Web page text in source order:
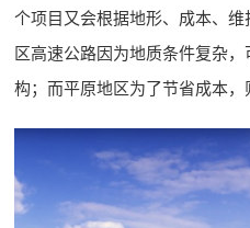
个项目又会根据地形、成本、
区高速公路因为地质条件复杂
构；而平原地区为了节省成本，